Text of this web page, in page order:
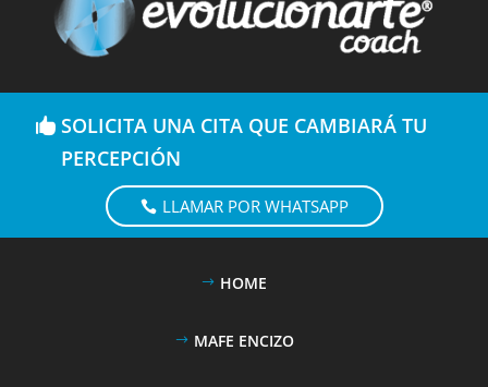
SOLICITA UNA CITA QUE CAMBIARÁ TU
PERCEPCIÓN
LLAMAR POR WHATSAPP
HOME
MAFE ENCIZO